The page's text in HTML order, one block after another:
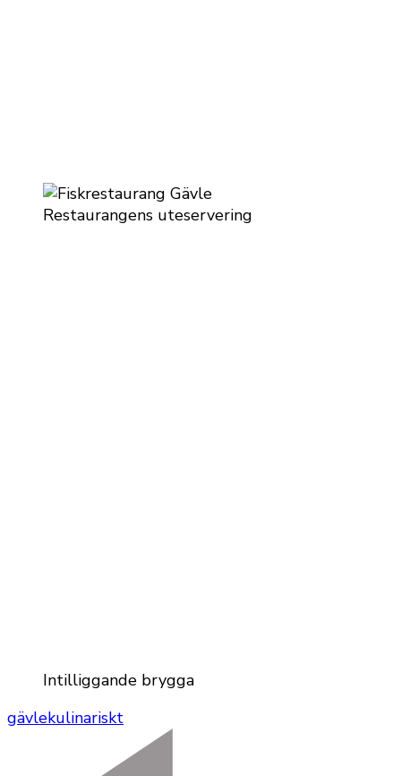
Restaurangens uteservering
Intilliggande brygga
gävlekulinariskt